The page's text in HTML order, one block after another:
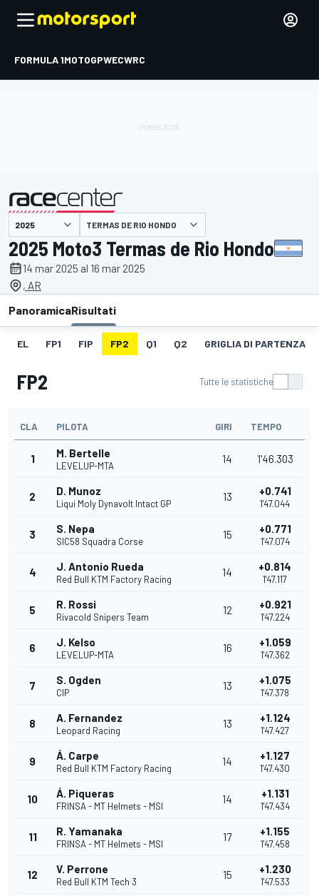
FORMULA 1MOTOGPWECWRC
presentato da TERMAS DE RIO HONDO
2025 Moto3 Termas de Rio Hondo
14 mar 2025 al 16 mar 2025
, AR
PanoramicaRisultati
EL FP1 FIP FP2 Q1 Q2 GRIGLIA DI PARTENZA
FP2 Tutte le statistiche
CLA PILOTA GIRI TEMPO
1 M. Bertelle
LEVELUP-MTA
14 1'46.303
2 D. Munoz
Liqui Moly Dynavolt Intact GP
13 +0.741
1'47.044
3 S. Nepa
SIC58 Squadra Corse
15 +0.771
1'47.074
4 J. Antonio Rueda
Red Bull KTM Factory Racing
14 +0.814
1'47.117
5 R. Rossi
Rivacold Snipers Team
12 +0.921
1'47.224
6 J. Kelso
LEVELUP-MTA
16 +1.059
1'47.362
7 S. Ogden
CIP
13 +1.075
1'47.378
8 A. Fernandez
Leopard Racing
13 +1.124
1'47.427
9 Á. Carpe
Red Bull KTM Factory Racing
14 +1.127
1'47.430
10 Á. Piqueras
FRINSA - MT Helmets - MSI
14 +1.131
1'47.434
11 R. Yamanaka
FRINSA - MT Helmets - MSI
17 +1.155
1'47.458
12 V. Perrone
Red Bull KTM Tech 3
15 +1.230
1'47.533